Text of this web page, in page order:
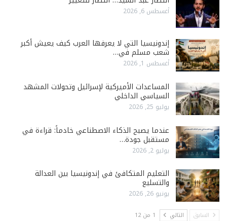
أغسطس 6, 2026
إندونيسيا التي لا يعرفها العرب كيف يعيش أكبر
شعب مسلم في…
أغسطس 1, 2026
المساعدات الأميركية لإسرائيل وتحولات المشهد
السياسي الداخلي
يوليو 25, 2026
عندما يصبح الذكاء الاصطناعي خادماً: قراءة في
مستقبل جودة…
يوليو 2, 2026
التعليم المتكافئ في إندونيسيا بين العدالة
والتسليع
يونيو 26, 2026
السابق التالي 1 من 12